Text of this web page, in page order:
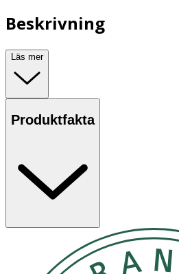
Beskrivning
Läs mer
Produktfakta